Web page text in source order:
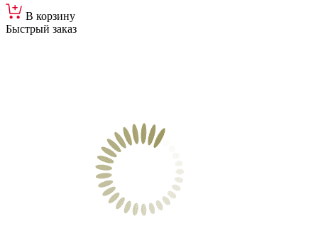
В корзину
Быстрый заказ